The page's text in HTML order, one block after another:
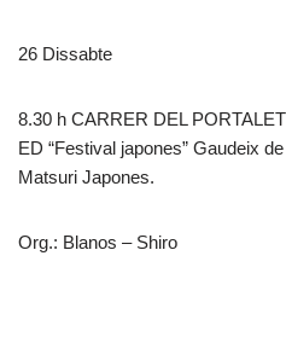
26 Dissabte
8.30 h CARRER DEL PORTALET
ED “Festival japones” Gaudeix
Matsuri Japones.
Org.: Blanos – Shiro